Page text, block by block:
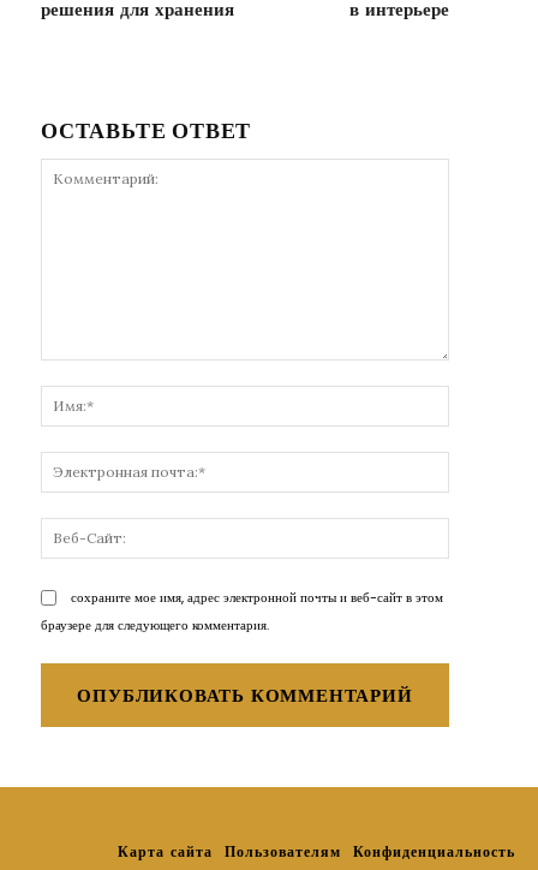
решения для хранения
в интерьере
ОСТАВЬТЕ ОТВЕТ
почта:*
Сайт:
сохраните мое имя, адрес электронной почты и веб-сайт в этом
браузере для следующего комментария.
Карта сайта Пользователям Конфиденциальность